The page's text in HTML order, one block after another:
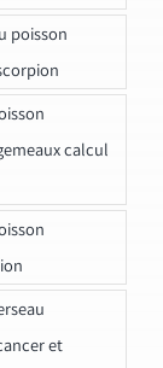
poisson
calcul
et